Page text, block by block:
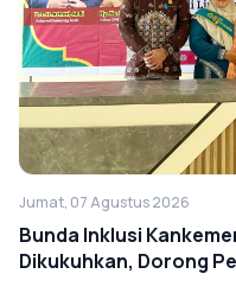
Jumat, 07 Agustus 2026
Bunda Inklusi
Dikukuhkan, Dorong